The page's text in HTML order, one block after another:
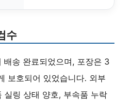
수
배송 완료되었으며, 포장은 3
보호되어 있었습니다. 외부
실링 상태 양호, 부속품 누락